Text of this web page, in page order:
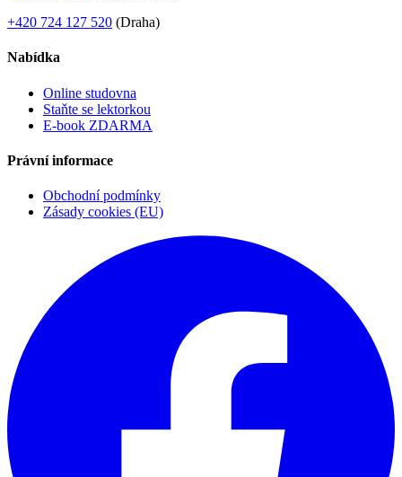
+420 724 127 520 (Draha)
Nabídka
Online studovna
Staňte se lektorkou
E-book ZDARMA
Právní informace
Obchodní podmínky
Zásady cookies (EU)